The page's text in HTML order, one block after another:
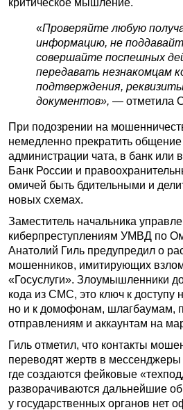
критическое мышление.
«Проверяйте любую
информацию, не
совершайте поспешных
передавать незнакомцам
подтверждения,
документов», — отметила
При подозрении на
немедленно прекратить
администрации чата, в банк или
Банк России и
омичей быть бдительными и
новых схемах.
Заместитель начальника
киберпреступлениям УМВД по
Анатолий Гиль предупредил о
мошенников, имитирующих
«Госуслуги». Злоумышленники
кода из СМС, это ключ к доступу
но и к домофонам, шлагбаумам,
отправлениям и аккаунтам на
Гиль отметил, что контакты
переводят жертв в мессенджеры
где создаются фейковые
разворачиваются дальнейшие
у государственных органов нет